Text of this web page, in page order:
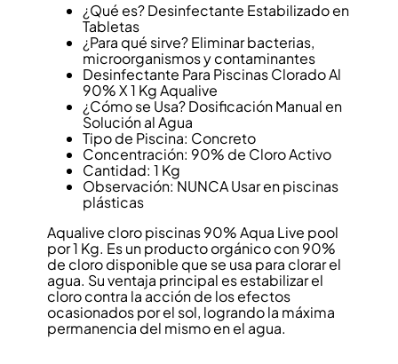
¿Qué es? Desinfectante Estabilizado en
Tabletas
¿Para qué sirve? Eliminar bacterias,
microorganismos y contaminantes
Desinfectante Para Piscinas Clorado Al
90% X 1 Kg Aqualive
¿Cómo se Usa? Dosificación Manual en
Solución al Agua
Tipo de Piscina: Concreto
Concentración: 90% de Cloro Activo
Cantidad: 1 Kg
Observación: NUNCA Usar en piscinas
plásticas
Aqualive cloro piscinas 90% Aqua Live pool
por 1 Kg. Es un producto orgánico con 90%
de cloro disponible que se usa para clorar el
agua. Su ventaja principal es estabilizar el
cloro contra la acción de los efectos
ocasionados por el sol, logrando la máxima
permanencia del mismo en el agua.